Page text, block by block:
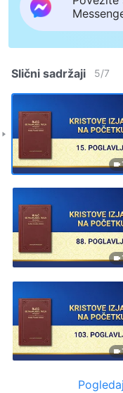
Slični sadržaji 5/7